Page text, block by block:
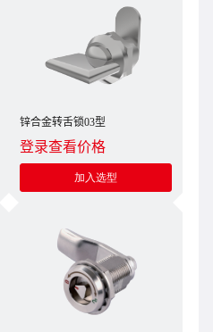
锌合金转舌锁03型
登录查看价格
加入选型